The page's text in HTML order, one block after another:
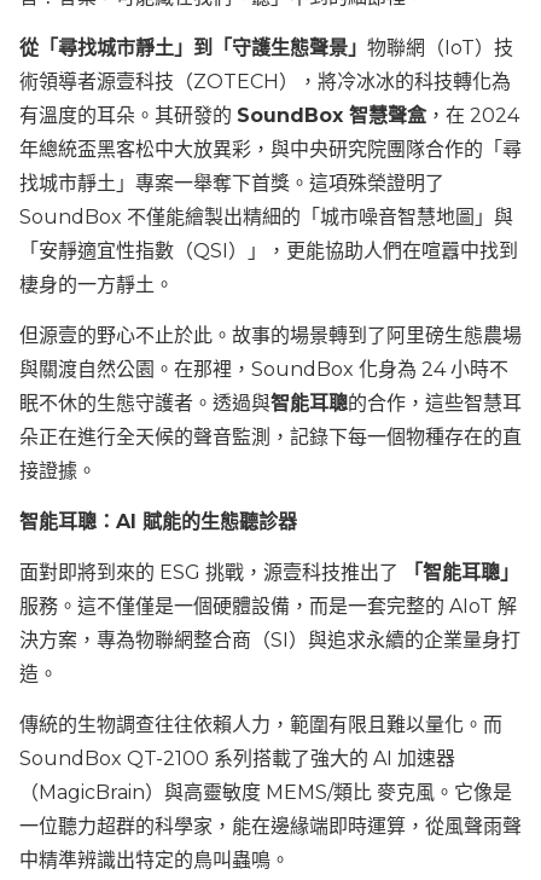
從「尋找城市靜土」到「守護生態聲景」 物聯網（IoT）技
術領導者源壹科技（ZOTECH），將冷冰冰的科技轉化為
有溫度的耳朵。其研發的 SoundBox 智慧聲盒，在 2024
年總統盃黑客松中大放異彩，與中央研究院團隊合作的「尋
找城市靜土」專案一舉奪下首獎。這項殊榮證明了
SoundBox 不僅能繪製出精細的「城市噪音智慧地圖」與
「安靜適宜性指數（QSI）」，更能協助人們在喧囂中找到
棲身的一方靜土。
但源壹的野心不止於此。故事的場景轉到了阿里磅生態農場
與關渡自然公園。在那裡，SoundBox 化身為 24 小時不
眠不休的生態守護者。透過與智能耳聰的合作，這些智慧耳
朵正在進行全天候的聲音監測，記錄下每一個物種存在的直
接證據。
智能耳聰：AI 賦能的生態聽診器
面對即將到來的 ESG 挑戰，源壹科技推出了
「智能耳聰」
服務。這不僅僅是一個硬體設備，而是一套完整的 AIoT 解
決方案，專為物聯網整合商（SI）與追求永續的企業量身打
造。
傳統的生物調查往往依賴人力，範圍有限且難以量化。而
SoundBox QT-2100 系列搭載了強大的 AI 加速器
（MagicBrain）與高靈敏度 MEMS/類比 麥克風。它像是
一位聽力超群的科學家，能在邊緣端即時運算，從風聲雨聲
中精準辨識出特定的鳥叫蟲鳴。